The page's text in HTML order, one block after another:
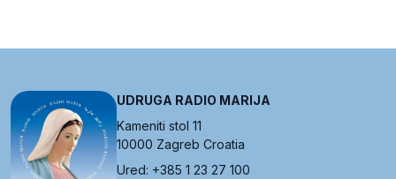
UDRUGA RADIO MARIJA
Kameniti stol 11
10000 Zagreb Croatia
Ured: +385 1 23 27 100